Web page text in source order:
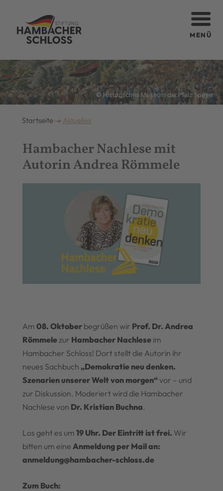
© Historisches Museum der Pfalz Speyer
Startseite Aktuelles
Hambacher Nachlese mit
Autorin Andrea Römmele
Am 08. Oktoberbegrüßen wir Prof. Dr. Andrea
Römmelezur Hambacher Nachleseim
Hambacher Schloss! Dort stellt die Autorin ihr
neues Sachbuch „Demokratie neu denken.
Szenarien unserer Welt von morgen“vor – und
zur Diskussion. Moderiert wird die Hambacher
Nachlese von Dr. Kristian Buchna.
Los geht es um 19 Uhr. Der Eintritt ist frei. Wir
bitten um eine Anmeldung per Mail an:
anmeldung@hambacher-schloss.de
Zum Buch:
MENÜ